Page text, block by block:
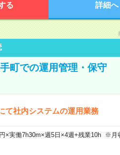
る 詳細へ
町での運用管理・保守
て社内システムの運用業務
×実働7h30m×週5日×4週+残業10h ※月